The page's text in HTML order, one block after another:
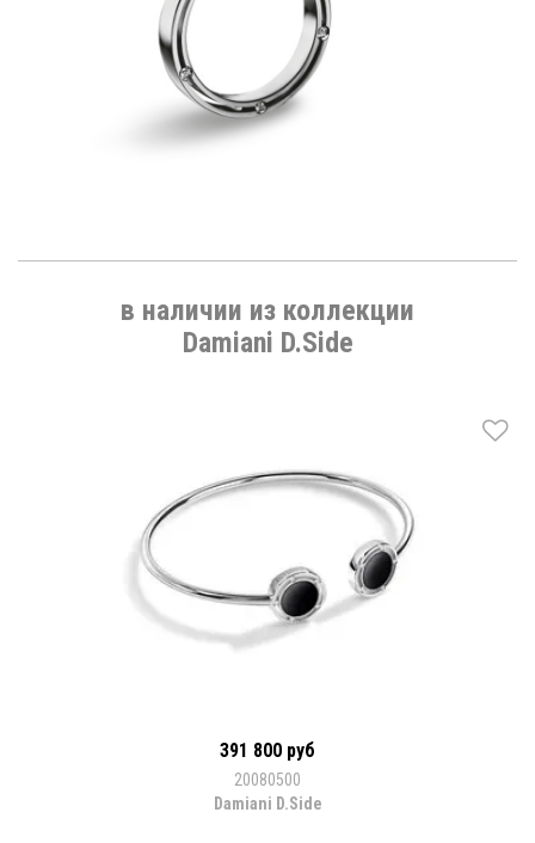
в наличии из коллекции
Damiani D.Side
391 800 руб
20080500
Damiani D.Side